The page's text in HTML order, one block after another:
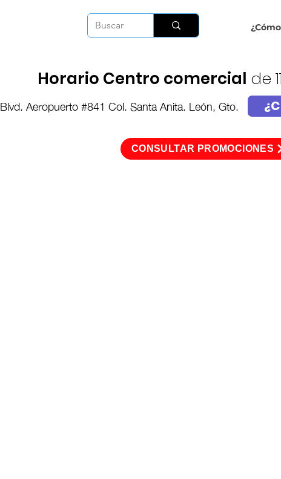
Horario Centro comercial de
Blvd. Aeropuerto #841 Col. Santa Anita. León, Gto.
CONSULTAR PROMOCIONES